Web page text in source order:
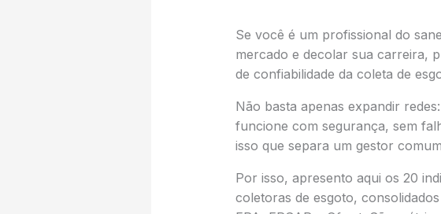
Se você é um profissional do
mercado e decolar sua carreira,
de confiabilidade da coleta de
Não basta apenas expandir
funcione com segurança, sem
isso que separa um gestor
Por isso, apresento aqui os 20
coletoras de esgoto,